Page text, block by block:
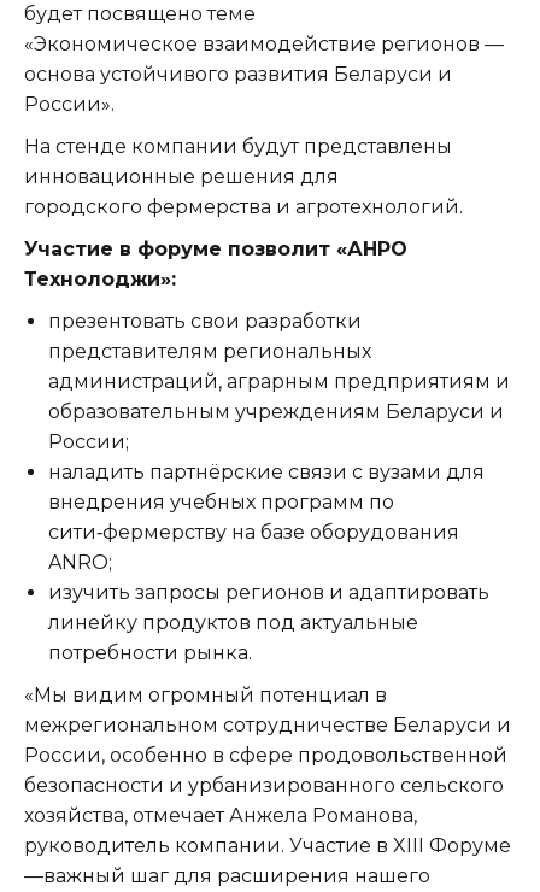
будет посвящено теме
«Экономическое взаимодействие регионов —
основа устойчивого развития Беларуси и
России».
На стенде компании будут представлены
инновационные решения для
городского фермерства и агротехнологий.
Участие в форуме позволит «АНРО
Технолоджи»:
презентовать свои разработки
представителям региональных
администраций, аграрным предприятиям и
образовательным учреждениям Беларуси и
России;
наладить партнёрские связи с вузами для
внедрения учебных программ по
сити‑фермерству на базе оборудования
ANRO;
изучить запросы регионов и адаптировать
линейку продуктов под актуальные
потребности рынка.
«Мы видим огромный потенциал в
межрегиональном сотрудничестве Беларуси и
России, особенно в сфере продовольственной
безопасности и урбанизированного сельского
хозяйства, отмечает Анжела Романова,
руководитель компании. Участие в XIII Форуме
—важный шаг для расширения нашего